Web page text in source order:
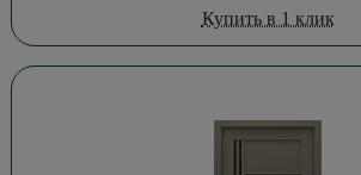
Купить в 1 клик